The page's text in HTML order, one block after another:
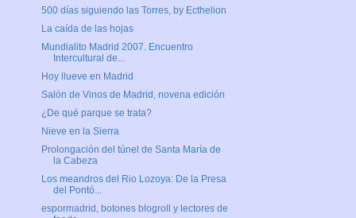
500 días siguiendo las Torres, by Ecthelion
La caída de las hojas
Mundialito Madrid 2007. Encuentro
Intercultural de...
Hoy llueve en Madrid
Salón de Vinos de Madrid, novena edición
¿De qué parque se trata?
Nieve en la Sierra
Prolongación del túnel de Santa María de
la Cabeza
Los meandros del Rio Lozoya: De la Presa
del Pontó...
espormadrid, botones blogroll y lectores de